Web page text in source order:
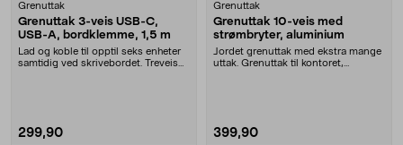
Grenuttak
Grenuttak 3-veis USB-C,
USB-A, bordklemme, 1,5 m
Lad og koble til opptil seks enheter
samtidig ved skrivebordet. Treveis
299,90
Grenuttak
Grenuttak 10-veis med
strømbryter, aluminium
Jordet grenuttak med ekstra mange
uttak. Grenuttak til kontoret,
399,90